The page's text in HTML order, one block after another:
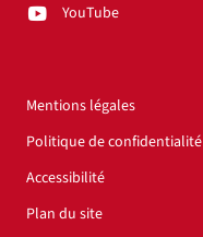
YouTube
Mentions légales
Politique de confidentialité
Accessibilité
Plan du site